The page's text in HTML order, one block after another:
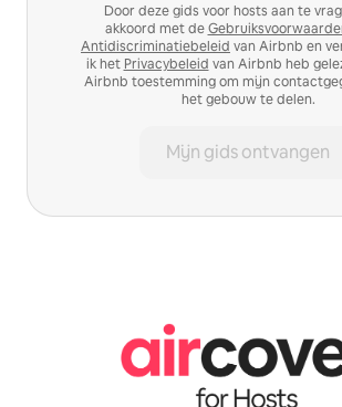
Door deze gids voor hosts aan te
akkoord met de
Antidiscriminatiebeleid van Airbnb en
ik het Privacybeleid van Airbnb heb
Airbnb toestemming om mijn
het gebouw te delen.
Mijn gids ontvangen